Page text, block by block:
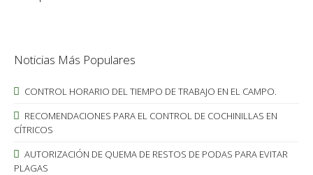
Noticias Más Populares
CONTROL HORARIO DEL TIEMPO DE TRABAJO EN EL CAMPO.
RECOMENDACIONES PARA EL CONTROL DE COCHINILLAS EN
CÍTRICOS
AUTORIZACIÓN DE QUEMA DE RESTOS DE PODAS PARA EVITAR
PLAGAS